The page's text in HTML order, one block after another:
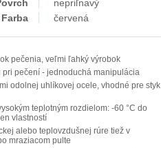
nepriľnavý
Farba
červená
pečenia, veľmi ľahký výrobok
pri pečení - jednoduchá manipulácia
odolnej uhlíkovej ocele, vhodné pre styk
teplotným rozdielom: -60 °C do
vlastností
alebo teplovzdušnej rúre tiež v
mraziacom pulte